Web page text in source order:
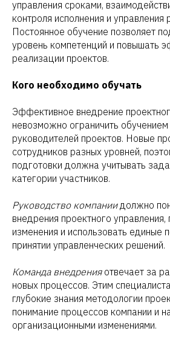
управления сроками,
контроля исполнения и управления
Постоянное обучение позволяет
уровень компетенций и повышать
реализации проектов.
Кого необходимо обучать
Эффективное внедрение
невозможно ограничить обучением
руководителей проектов. Новые
сотрудников разных уровней,
подготовки должна учитывать
категории участников.
Руководство компаниидолжно
внедрения проектного
изменения и использовать единые
принятии управленческих решений.
Команда внедренияотвечает за
новых процессов. Этим
глубокие знания методологии
понимание процессов компании и
организационными изменениями.